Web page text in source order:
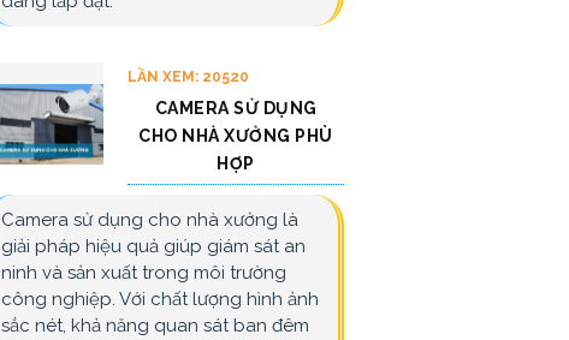
LẦN XEM: 20520
CAMERA SỬ DỤNG
CHO NHÀ XƯỞNG PHÙ
HỢP
Camera sử dụng cho nhà xưởng là
giải pháp hiệu quả giúp giám sát an
ninh và sản xuất trong môi trường
công nghiệp. Với chất lượng hình ảnh
sắc nét, khả năng quan sát ban đêm